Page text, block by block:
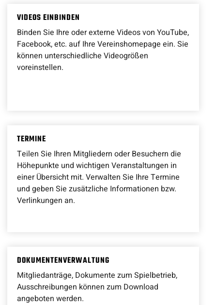
VIDEOS EINBINDEN
Binden Sie Ihre oder externe Videos von YouTube,
Facebook, etc. auf Ihre Vereinshomepage ein. Sie
können unterschiedliche Videogrößen
voreinstellen.
TERMINE
Teilen Sie Ihren Mitgliedern oder Besuchern die
Höhepunkte und wichtigen Veranstaltungen in
einer Übersicht mit. Verwalten Sie Ihre Termine
und geben Sie zusätzliche Informationen bzw.
Verlinkungen an.
DOKUMENTENVERWALTUNG
Mitgliedanträge, Dokumente zum Spielbetrieb,
Ausschreibungen können zum Download
angeboten werden.